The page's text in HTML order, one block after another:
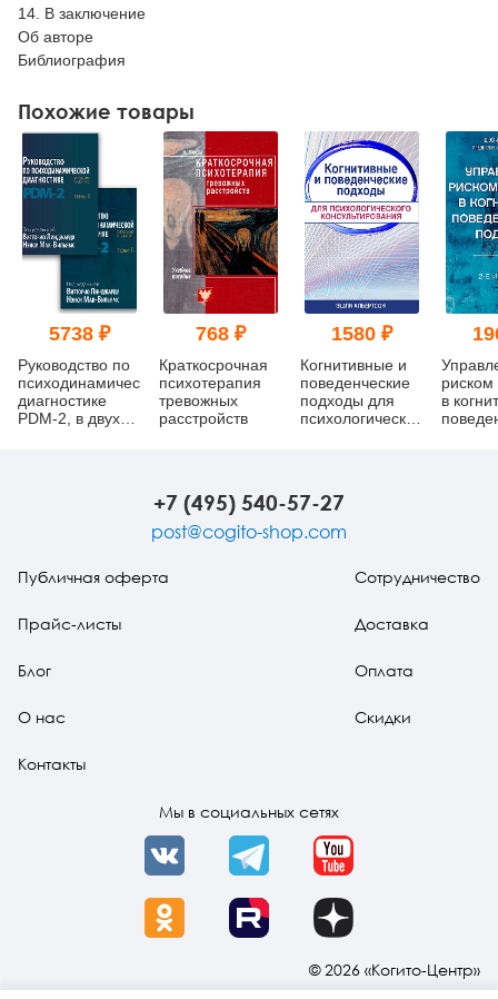
14. В заключение
Об авторе
Библиография
Похожие товары
5738 ₽
Руководство по
психодинамической
диагностике
PDM-2, в двух
768 ₽
Краткосрочная
психотерапия
тревожных
расстройств
1580 ₽
Когнитивные и
поведенческие
подходы для
психологического
риском
в
+7 (495) 540-57-27
post@cogito-shop.com
Публичная оферта
Прайс-листы
Блог
О нас
Контакты
Сотрудничество
Доставка
Оплата
Скидки
Мы в социальных сетях
VK Telegram YouTube
OK Rutube Dzen
© 2026 «Когито-Центр»